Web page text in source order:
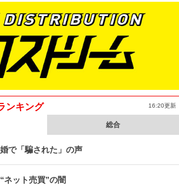
ンキング 16:20更新
総合
で「騙された」の声
ネット売買”の闇